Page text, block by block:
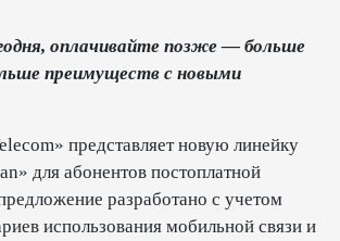
оплачивайте позже — больше
преимуществ с новыми
представляет новую линейку
для абонентов постоплатной
разработано с учетом
использования мобильной связи и